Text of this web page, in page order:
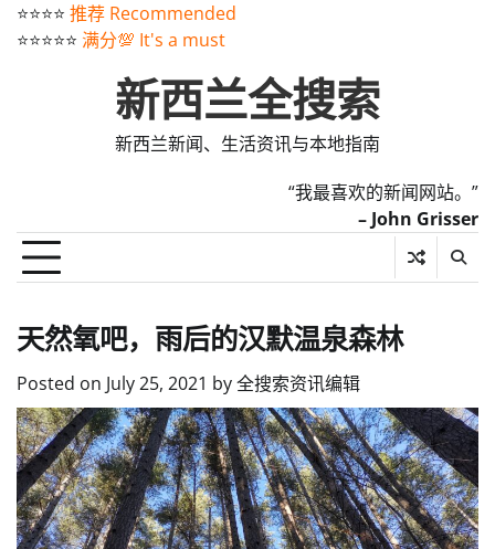
⭐️⭐️⭐️⭐️ 推荐 Recommended
⭐️⭐️⭐️⭐️⭐️ 满分💯 It's a must
新西兰全搜索
新西兰新闻、生活资讯与本地指南
“我最喜欢的新闻网站。”
– John Grisser
天然氧吧，雨后的汉默温泉森林
Posted on July 25, 2021 by全搜索资讯编辑